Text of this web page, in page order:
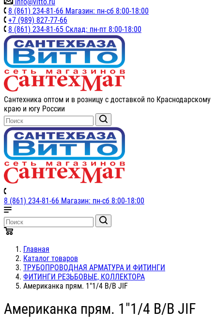
8 (861) 234-81-66 Магазин: пн-сб 8:00-18:00
+7 (989) 827-77-66
8 (861) 234-81-65 Склад: пн-пт 8:00-18:00
Сантехника оптом и в розницу с доставкой по Краснодарскому
краю и югу России
8 (861) 234-81-66 Магазин: пн-сб 8:00-18:00
Главная
Каталог товаров
ТРУБОПРОВОДНАЯ АРМАТУРА И ФИТИНГИ
ФИТИНГИ РЕЗЬБОВЫЕ, КОЛЛЕКТОРА
Американка прям. 1"1/4 В/В JIF
Американка прям. 1"1/4 В/В JIF